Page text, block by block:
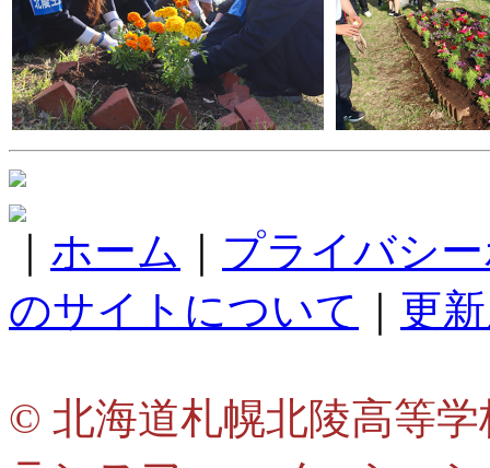
ホーム
プライバシ
のサイトについて
更
© 北海道札幌北陵高等